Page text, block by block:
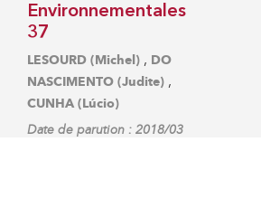
Environnementales
37
LESOURD (Michel) , DO
NASCIMENTO (Judite) ,
CUNHA (Lúcio)
Date de parution : 2018/03